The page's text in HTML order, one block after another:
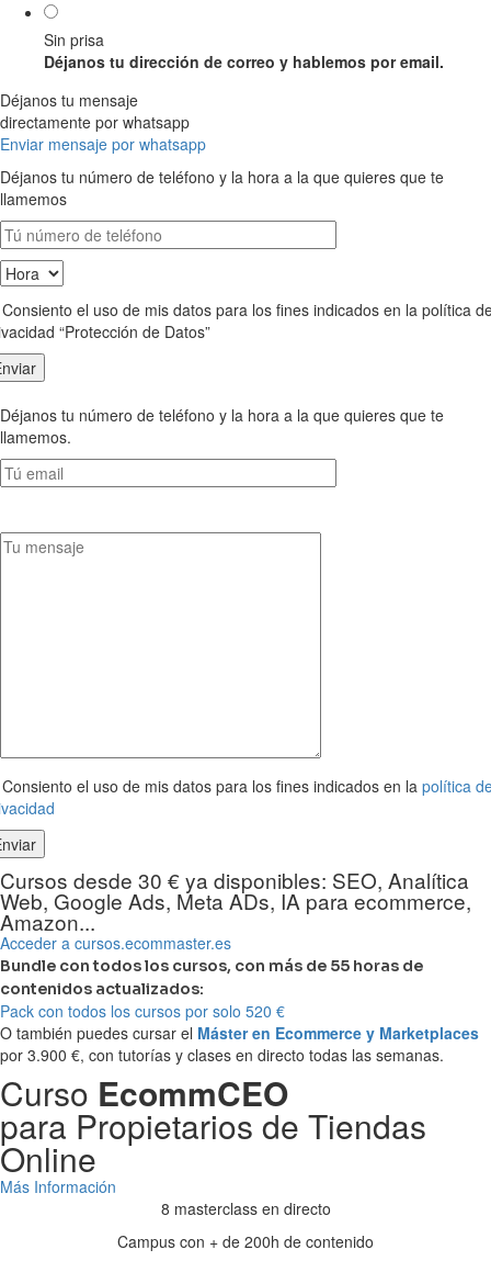
Sin prisa
Déjanos tu dirección de correo y hablemos por email.
Déjanos tu mensaje
directamente por whatsapp
Enviar mensaje por whatsapp
Déjanos tu número de teléfono y la hora a la que quieres que te
llamemos
el uso de mis datos para los fines indicados en la política
“Protección de Datos”
Déjanos tu número de teléfono y la hora a la que quieres que te
llamemos.
el uso de mis datos para los fines indicados en la política
Cursos desde 30 € ya disponibles: SEO, Analítica
Web, Google Ads, Meta ADs, IA para ecommerce,
Amazon...
Acceder a cursos.ecommaster.es
Bundle con todos los cursos, con más de 55 horas de
contenidos actualizados:
Pack con todos los cursos por solo 520 €
O también puedes cursar el Máster en Ecommerce y Marketplaces
por 3.900 €, con tutorías y clases en directo todas las semanas.
Curso EcommCEO
para Propietarios de Tiendas
Online
Más Información
8 masterclass en directo
Campus con + de 200h de contenido